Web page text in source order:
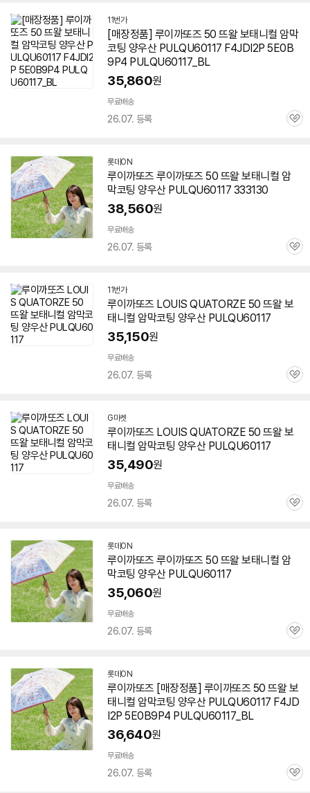
11번가
[매장정품] 루이까또즈 50 뜨왈 보태니컬 암막
코팅 양우산 PULQU60117 F4JDI2P 5E0B
9P4 PULQU60117 _BL
35,860원
무료배송
26.07. 등록
관
롯데ON
루이까또즈 루이까또즈 50 뜨왈 보태니컬 암
막코팅 양우산 PULQU60117 333130
38,560원
무료배송
26.07. 등록
관
11번가
루이까또즈 LOUIS QUATORZE 50 뜨왈 보
태니컬 암막코팅 양우산 PULQU60117
35,150원
무료배송
26.07. 등록
관
G마켓
루이까또즈 LOUIS QUATORZE 50 뜨왈 보
태니컬 암막코팅 양우산 PULQU60117
35,490원
무료배송
26.07. 등록
관
롯데ON
루이까또즈 루이까또즈 50 뜨왈 보태니컬 암
막코팅 양우산 PULQU60117
35,060원
무료배송
26.07. 등록
관
롯데ON
루이까또즈 [매장정품] 루이까또즈 50 뜨왈 보
태니컬 암막코팅 양우산 PULQU60117 F4JD
I2P 5E0B9P4 PULQU60117 _BL
36,640원
무료배송
26.07. 등록
관